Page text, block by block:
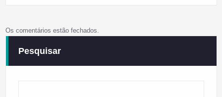
Os comentários estão fechados.
Pesquisar